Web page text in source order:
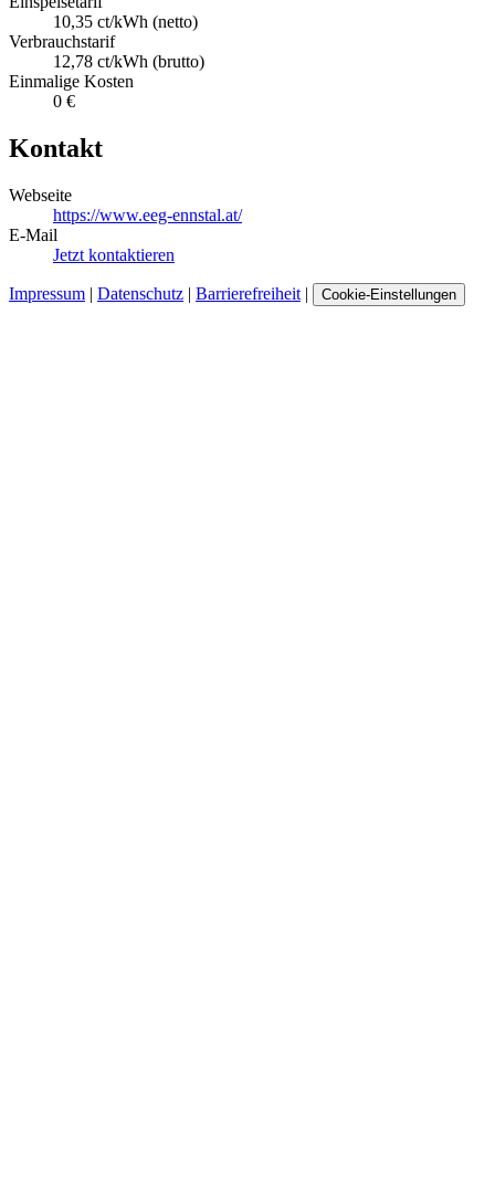
10,35 ct/kWh (netto)
Verbrauchstarif
12,78 ct/kWh (brutto)
Einmalige Kosten
0 €
Kontakt
Webseite
https://www.eeg-ennstal.at/
E-Mail
Jetzt kontaktieren
Impressum | Datenschutz | Barrierefreiheit | Cookie-Einstellungen